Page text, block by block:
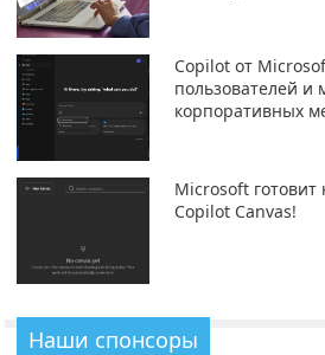
Copilot от
пользователей и
корпоративных
Microsoft готовит
Copilot Canvas!
Наши спонсоры